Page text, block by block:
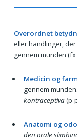
Overordnet
eller handlinger,
gennem munden
Medicin og
gennem
kontraceptiva(p-
Anatomi og
den orale